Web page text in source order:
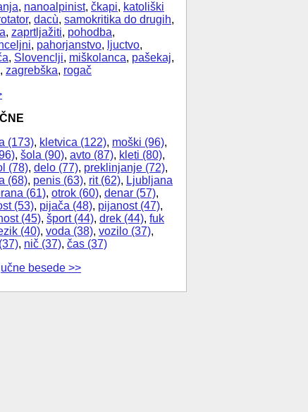
, nanoalpinist, čkapi, katoliški
, dacù, samokritika do drugih,
, zaprtljažiti, pohodba,
, pahorjanstvo, ljuctvo,
, Slovenclji, miškolanca, pašekaj,
, zagrebška, rogač
(173), kletvica (122), moški (96),
, šola (90), avto (87), kleti (80),
(78), delo (77), preklinjanje (72),
(68), penis (63), rit (62), Ljubljana
(61), otrok (60), denar (57),
(53), pijača (48), pijanost (47),
(45), šport (44), drek (44), fuk
(40), voda (38), vozilo (37),
, nič (37), čas (37)
besede >>